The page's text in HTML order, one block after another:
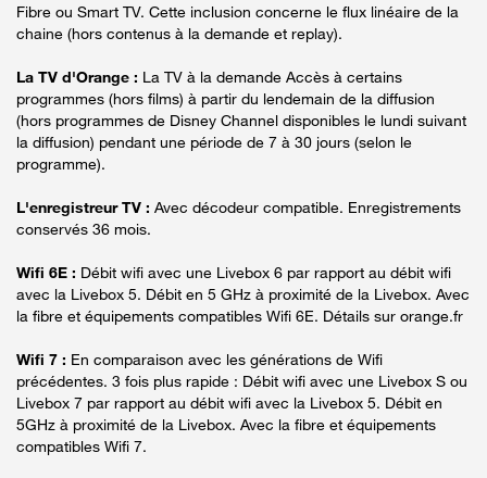
Fibre ou Smart TV. Cette inclusion concerne le flux linéaire de la
chaine (hors contenus à la demande et replay).
La TV d'Orange : La TV à la demande Accès à certains
programmes (hors films) à partir du lendemain de la diffusion
(hors programmes de Disney Channel disponibles le lundi suivant
la diffusion) pendant une période de 7 à 30 jours (selon le
programme).
L'enregistreur TV : Avec décodeur compatible. Enregistrements
conservés 36 mois.
Wifi 6E : Débit wifi avec une Livebox 6 par rapport au débit wifi
avec la Livebox 5. Débit en 5 GHz à proximité de la Livebox. Avec
la fibre et équipements compatibles Wifi 6E. Détails sur orange.fr
Wifi 7 : En comparaison avec les générations de Wifi
précédentes. 3 fois plus rapide : Débit wifi avec une Livebox S ou
Livebox 7 par rapport au débit wifi avec la Livebox 5. Débit en
5GHz à proximité de la Livebox. Avec la fibre et équipements
compatibles Wifi 7.